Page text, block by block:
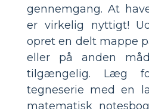
gennemgang. At
er virkelig nyttigt!
opret en delt mappe
eller på anden
tilgængelig. Læg
tegneserie med en
matematisk